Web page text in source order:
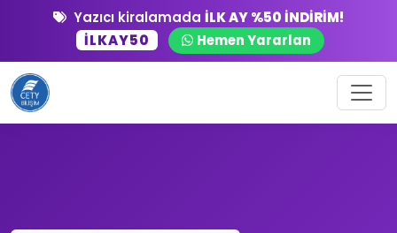
Yazıcı kiralamada İLK AY %50 İNDİRİM!
İLKAY50
Hemen Yararlan